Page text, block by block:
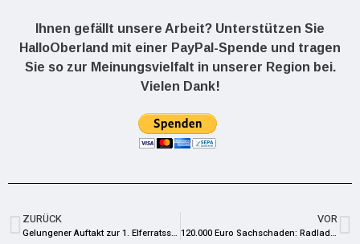
Ihnen gefällt unsere Arbeit? Unterstützen Sie
HalloOberland mit einer PayPal-Spende und tragen
Sie so zur Meinungsvielfalt in unserer Region bei.
Vielen Dank!
ZURÜCK
Gelungener Auftakt zur 1. Elferratssitzung im ausverkauften Kulturhaus in Lehesten
VOR
120.000 Euro Sachschaden: Radlader brennt in Friesau vollständig aus